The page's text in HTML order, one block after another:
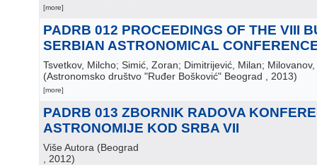
[more]
PADRB 012 PROCEEDINGS OF THE VIII
SERBIAN ASTRONOMICAL
Tsvetkov, Milcho; Simić, Zoran; Dimitrijević, Milan; Milovanov,
(Astronomsko društvo "Ruđer Bošković" Beograd , 2013)
[more]
PADRB 013 ZBORNIK RADOVA
ASTRONOMIJE KOD SRBA VII
Više Autora (Beograd
, 2012)